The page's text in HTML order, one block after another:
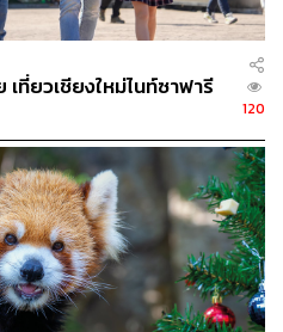
วนสัตว์เพื่อปิดประตูหลังหมด
‘ปิดบริการ’ พนักงานตั้งแถว
ชน…ก่อนที่วันพรุ่งนี้ ชีวิตของ
กัน
ที่ยวเชียงใหม่ไนท์ซาฟารี
120